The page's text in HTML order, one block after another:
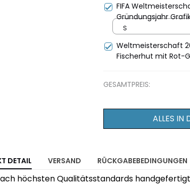
FIFA
Gründungsjahr
S
Weltmeisterschaft
Fischerhut mit Rot-
GESAMTPREIS:
ALLES IN
DETAIL VERSAND RÜCKGABEBEDINGUNGEN
höchsten Qualitätsstandards